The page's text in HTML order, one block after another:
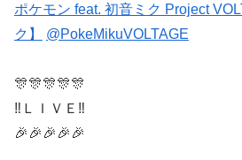
ポケモン feat. 初音ミク Project
ク】
@PokeMikuVOLTAGE
🎊🎊🎊🎊🎊
‼️ＬＩＶＥ‼️
🎉🎉🎉🎉🎉